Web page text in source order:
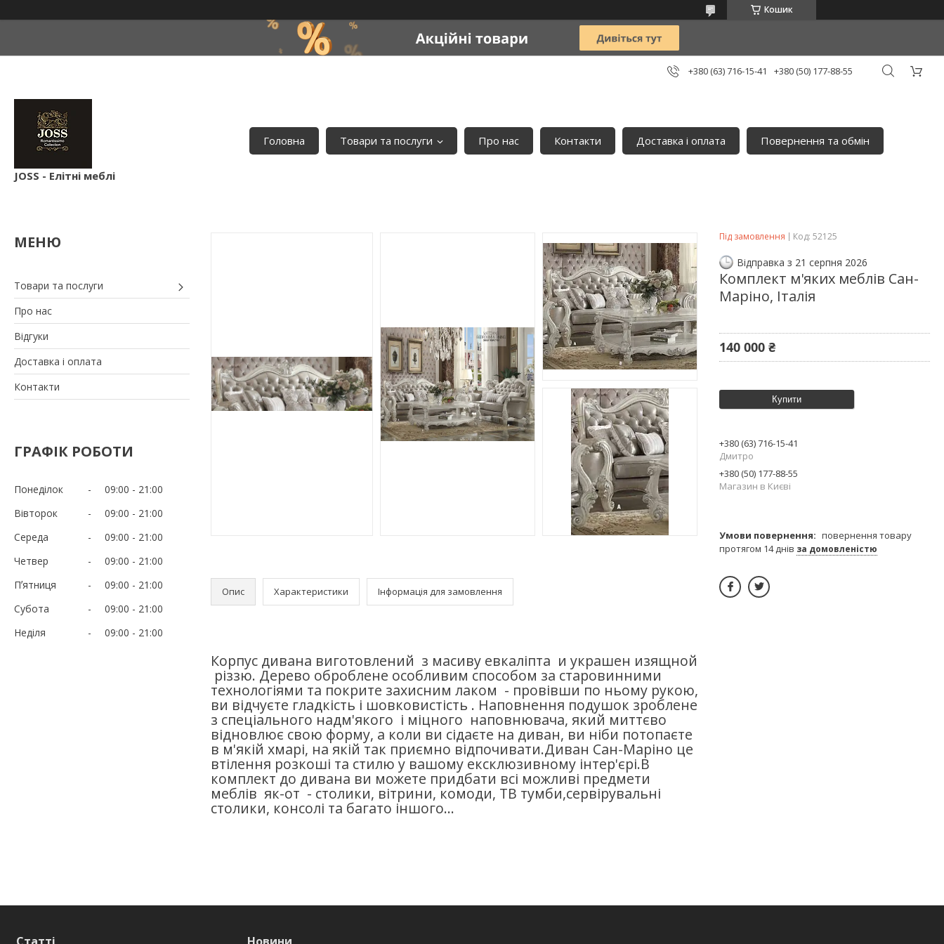
Кошик
+380 (63) 716-15-41 +380 (50) 177-88-55
JOSS - Елітні меблі
Головна Товари та послуги Про нас Контакти Доставка і оплата Повернення та обмін
Товари та послуги
Про нас
Відгуки
Доставка і оплата
Контакти
ГРАФІК РОБОТИ
Понеділок 09:00
21:00
Вівторок
09:00
21:00
Середа
09:00
21:00
Четвер
09:00
21:00
Пʼятниця
09:00
21:00
Субота
09:00
21:00
Неділя
09:00 21:00
Опис Характеристики Інформація для замовлення
Корпус дивана виготовлений з масиву евкаліпта и украшен изящной
різзю. Дерево оброблене особливим способом за старовинними
технологіями та покрите захисним лаком - провівши по ньому рукою,
ви відчуєте гладкість і шовковистість . Наповнення подушок зроблене
з спеціального надм'якого і міцного наповнювача, який миттєво
відновлює свою форму, а коли ви сідаєте на диван, ви ніби потопаєте
в м'якій хмарі, на якій так приємно відпочивати.Диван Сан-Маріно це
втілення розкоші та стилю у вашому ексклюзивному інтер'єрі.В
комплект до дивана ви можете придбати всі можливі предмети
меблів як-от - столики, вітрини, комоди, ТВ тумби,сервірувальні
столики, консолі та багато іншого...
Під замовлення Код: 52125
Відправка з 21 серпня 2026
Комплект м'яких меблів Сан-
Маріно, Італія
140 000 ₴
Купити
+380 (63) 716-15-41
Дмитро
+380 (50) 177-88-55
Магазин в Києві
повернення товару
протягом 14 днів за домовленістю